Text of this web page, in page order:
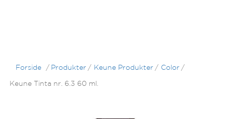
Forside / Produkter / Keune Produkter / Color /
Keune Tinta nr. 6.3 60 ml.